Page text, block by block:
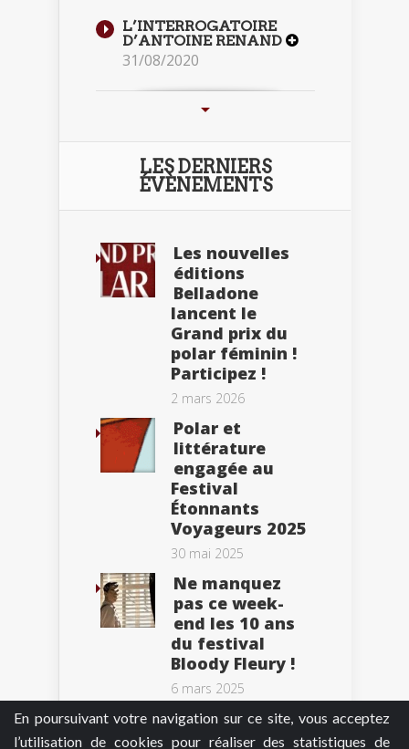
En poursuivant votre navigation sur ce site, vous acceptez
l’utilisation de cookies pour réaliser des statistiques de
L’INTERROGATOIRE
D’ANTOINE RENAND
31/08/2020
LES DERNIERS
ÉVÈNEMENTS
Les nouvelles
éditions
Belladone
lancent le
Grand prix du
polar féminin !
Participez !
2 mars 2026
Polar et
littérature
engagée au
Festival
Étonnants
Voyageurs 2025
30 mai 2025
Ne manquez
pas ce week-
end les 10 ans
du festival
Bloody Fleury !
6 mars 2025